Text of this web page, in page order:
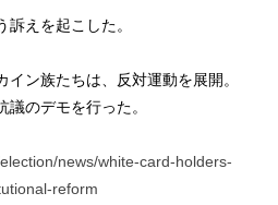
えを起こした。
イン族たちは、反対運動を展開。
のデモを行った。
news/white-card-holders-
reform